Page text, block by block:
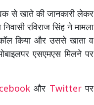
से खाते की जानकारी लेकर
रविराज सिंह ने मामला
किया और उससे खाता व
एसएमएस मिलने पर
और Twitterपर